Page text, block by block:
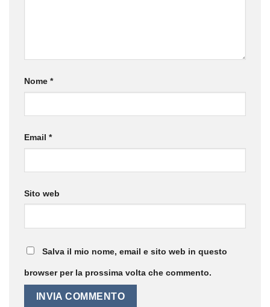
Nome *
Email *
Sito web
Salva il mio nome, email e sito web in questo
browser per la prossima volta che commento.